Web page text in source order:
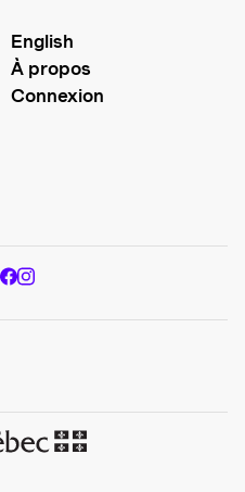
English
À propos
Connexion